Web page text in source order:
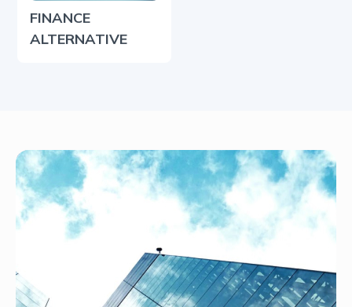
FINANCE
ALTERNATIVE